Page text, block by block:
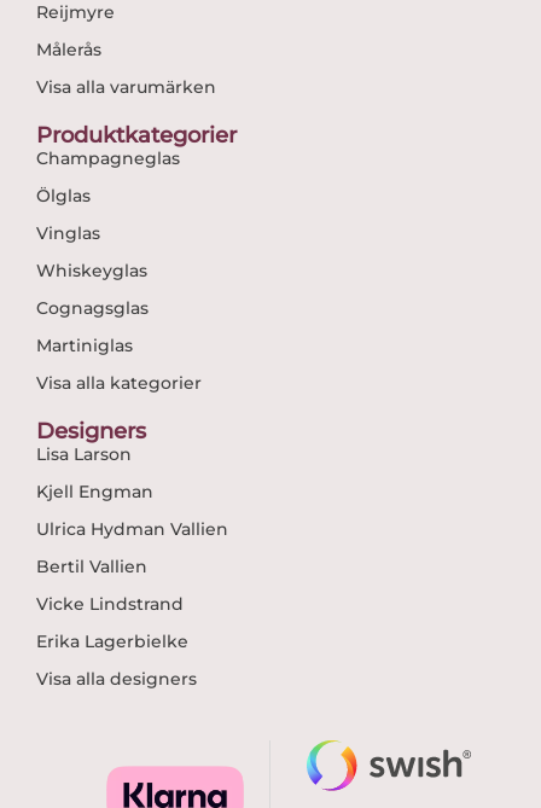
Reijmyre
Målerås
Visa alla varumärken
Produktkategorier
Champagneglas
Ölglas
Vinglas
Whiskeyglas
Cognagsglas
Martiniglas
Visa alla kategorier
Designers
Lisa Larson
Kjell Engman
Ulrica Hydman Vallien
Bertil Vallien
Vicke Lindstrand
Erika Lagerbielke
Visa alla designers